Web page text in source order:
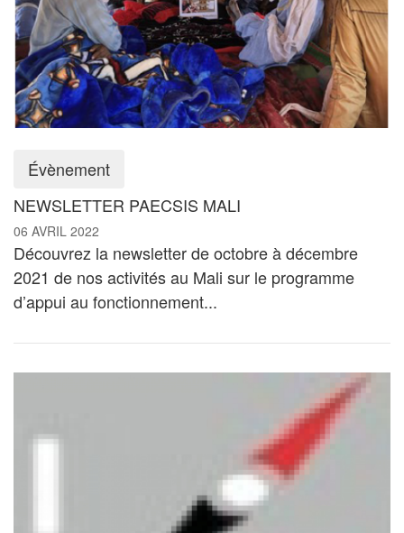
Évènement
NEWSLETTER PAECSIS MALI
06 AVRIL 2022
Découvrez la newsletter de octobre à décembre
2021 de nos activités au Mali sur le programme
d’appui au fonctionnement...